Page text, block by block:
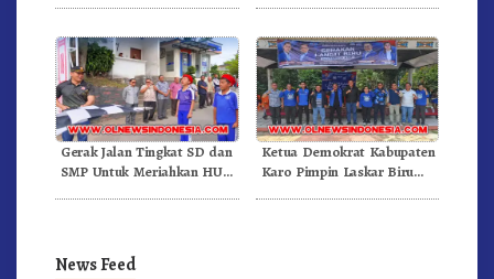
Gerak Jalan Tingkat SD dan
SMP Untuk Meriahkan HUT
Ketua Demokrat Kabupaten
Karo Pimpin Laskar Biru
News Feed